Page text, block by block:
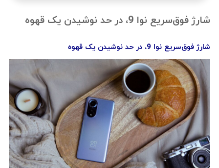
شارژ فوق‌سریع نوا 9، در حد نوشیدن یک قهوه
شارژ فوق‌سریع نوا 9، در حد نوشیدن یک قهوه